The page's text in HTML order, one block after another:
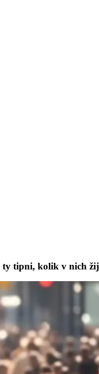
tipni, kolik v nich